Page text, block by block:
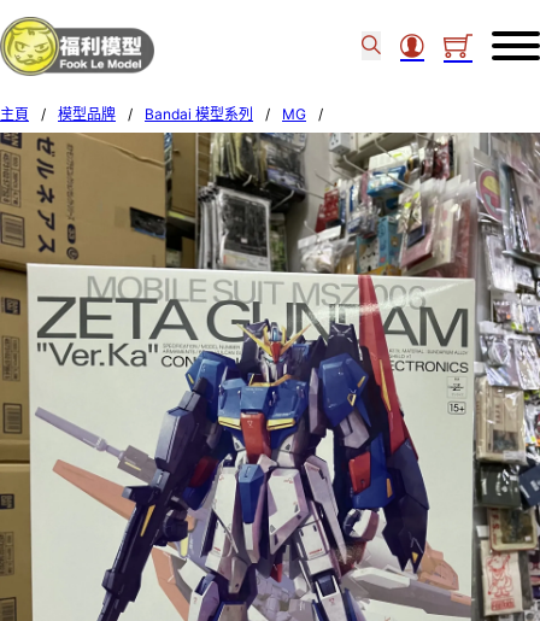
主頁 / 模型品牌 / Bandai 模型系列 / MG
/
Bandai 1/100 MG Zeta Gundam Ver.Ka 640154